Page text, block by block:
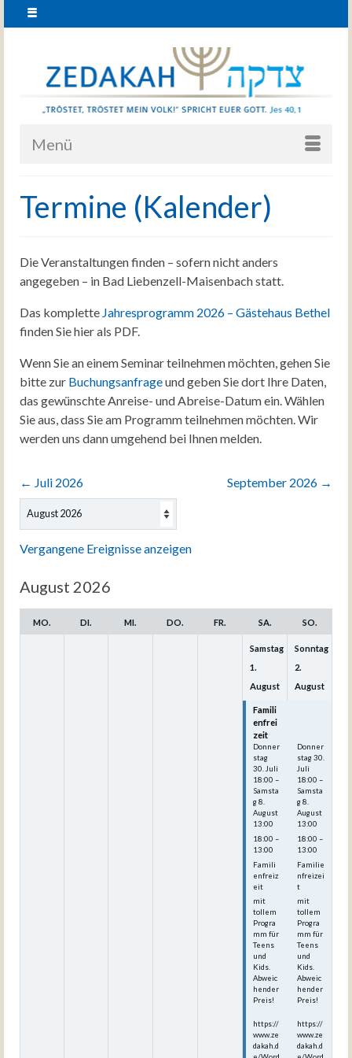
Menü
Termine (Kalender)
Die Veranstaltungen finden – sofern nicht anders
angegeben – in Bad Liebenzell-Maisenbach statt.
Das komplette Jahresprogramm 2026 – Gästehaus Bethel
finden Sie hier als PDF.
Wenn Sie an einem Seminar teilnehmen möchten, gehen Sie
bitte zur Buchungsanfrageund geben Sie dort Ihre Daten,
das gewünschte Anreise- und Abreise-Datum ein. Wählen
Sie aus, dass Sie am Programm teilnehmen möchten. Wir
werden uns dann umgehend bei Ihnen melden.
← Juli 2026 September 2026 →
Auswahl
Monats
Vergangene Ereignisse anzeigen
August 2026
MO. DI. MI. DO. FR. SA. SO.
Samstag
1.
August
Famili
enfrei
zeit
Donner
stag
30. Juli
18:00 –
Samsta
g8.
August
13:00
18:00 –
13:00
Famili
enfreiz
eit
mit
tollem
Progra
mm für
Teens
und
Kids.
Abweic
hender
Preis!
https://
www.ze
dakah.d
Sonntag
2.
August
Donner
stag30.
Juli
18:00 –
Samsta
g8.
August
13:00
18:00 –
13:00
Familie
nfreizei
t
mit
tollem
Progra
mm für
Teens
und
Kids.
Abweic
hender
Preis!
https://
www.ze
dakah.d